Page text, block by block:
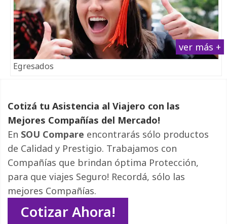
ver más +
Egresados
Cotizá tu Asistencia al Viajero con las
Mejores Compañías del Mercado!
En SOU Compare encontrarás sólo productos
de Calidad y Prestigio. Trabajamos con
Compañías que brindan óptima Protección,
para que viajes Seguro! Recordá, sólo las
mejores Compañías.
Cotizar Ahora!